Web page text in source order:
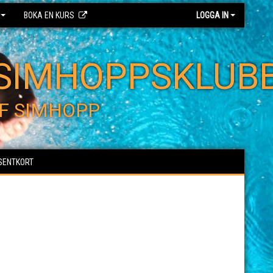
BOKA EN KURS LOGGA IN
SIMHOPP